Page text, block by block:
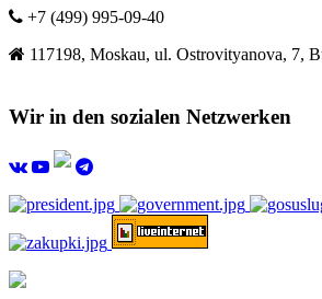
+7 (499) 995-09-40
117198, Moskau, ul. Ostrovityanova, 7,
Wir in den sozialen Netzwerken